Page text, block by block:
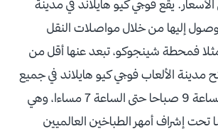
يقع فوجي كيو هايلاند في مدينة
إليها من خلال مواصلات النقل
فمحطة شينجوكو، تبعد عنها أقل من
مدينة الألعاب فوجي كيو هايلاند في جميع
أيام الأسبوع من الساعة 9 صباحا حتى الساعة 7 مساءا، وهي
إشراف أمهر الطباخين العالميين